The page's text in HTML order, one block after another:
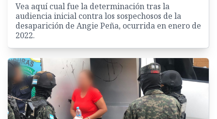
Vea aquí cual fue la determinación tras la
audiencia inicial contra los sospechosos de la
desaparición de Angie Peña, ocurrida en enero de
2022.